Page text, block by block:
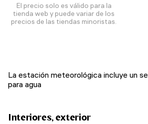
El precio solo es válido para la
tienda web y puede variar de los
precios de las tiendas minoristas.
La estación meteorológica incluye un
para agua
Interiores, exterior